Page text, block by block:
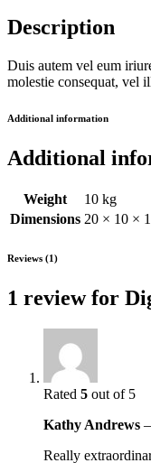
Description
Duis autem vel eum
molestie consequat, vel
Additional information
Additional
Weight
10 kg
Dimensions 20 × 10 ×
Reviews (1)
1 review for
Rated 5 out of 5
Kathy Andrews –
Really